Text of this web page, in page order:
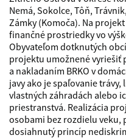
Nemá, Sokolce, Tôň,
Zámky (Komoča). Na
finančné prostriedky vo
Obyvateľom dotknutých
projektu umožnené vyriešiť
a nakladaním BRKO v
javy ako je spaľovanie
vlastných záhradách alebo
priestranstvá. Realizácia
osobami bez rozdielu
dosiahnutý princíp